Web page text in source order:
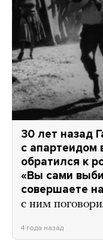
30 лет назад
с апартеидом
обратился к
«Вы сами
совершаете
с ним
4 года назад